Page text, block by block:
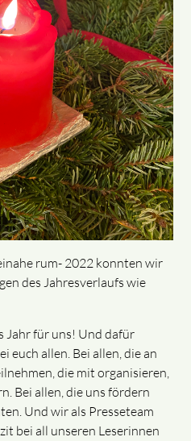
rum- 2022 konnten wir
des Jahresverlaufs wie
Jahr für uns! Und dafür
euch allen. Bei allen, die an
die mit organisieren,
Bei allen, die uns fördern
Und wir als Presseteam
bei all unseren Leserinnen